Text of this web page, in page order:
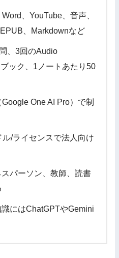
、YouTube、音声、
、Markdownなど
、3回のAudio
ック、1ノートあたり50
One AI Pro）で制
/ライセンスで法人向け
パーソン、教師、読書
にはChatGPTやGemini